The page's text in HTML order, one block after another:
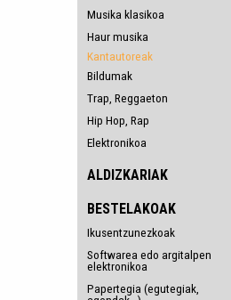
Musika klasikoa
Haur musika
Kantautoreak
Bildumak
Trap, Reggaeton
Hip Hop, Rap
Elektronikoa
ALDIZKARIAK
BESTELAKOAK
Ikusentzunezkoak
Softwarea edo argitalpen
elektronikoa
Papertegia (egutegiak,